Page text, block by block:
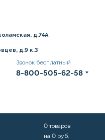
д.74А
д.9 к.3
Звонок бесплатный
8-800-505-62-58
0 товаров
на 0 руб.